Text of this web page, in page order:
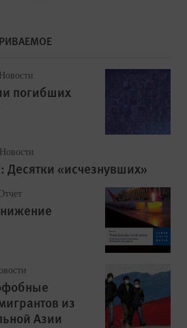
Новости
погибших
Новости
Десятки «исчезнувших»
из
Азии